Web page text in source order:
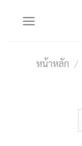
หน้าหลัก /